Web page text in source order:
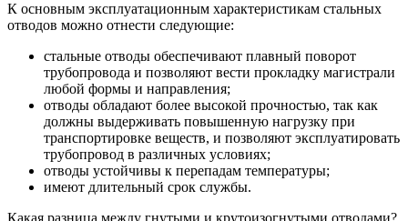
К основным эксплуатационным характеристикам стальных
отводов можно отнести следующие:
стальные отводы обеспечивают плавный поворот
трубопровода и позволяют вести прокладку магистрали
любой формы и направления;
отводы обладают более высокой прочностью, так как
должны выдерживать повышенную нагрузку при
транспортировке веществ, и позволяют эксплуатировать
трубопровод в различных условиях;
отводы устойчивы к перепадам температуры;
имеют длительный срок службы.